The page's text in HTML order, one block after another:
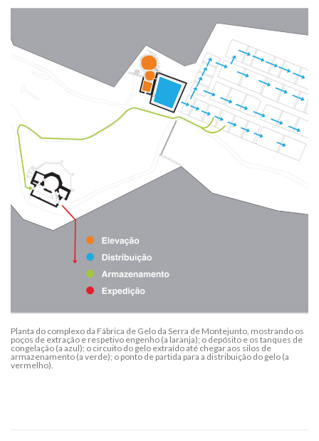
Planta do complexo da Fábrica de Gelo da Serra de Montejunto, mostrando os
poços de extração e respetivo engenho (a laranja); o depósito e os tanques de
congelação (a azul); o circuito do gelo extraído até chegar aos silos de
armazenamento (a verde); o ponto de partida para a distribuição do gelo (a
vermelho).